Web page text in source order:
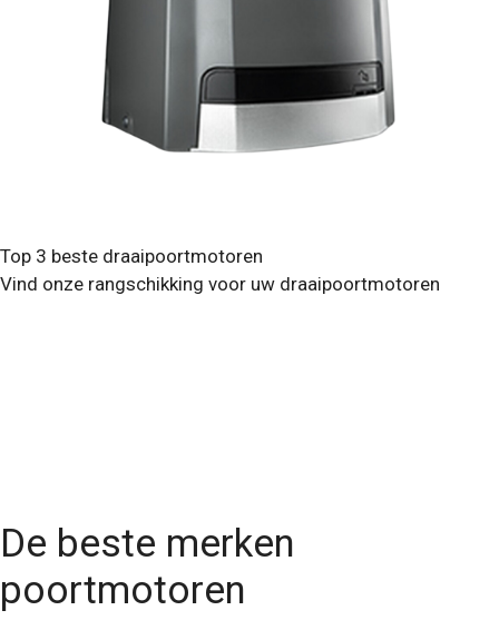
Top 3 beste draaipoortmotoren
Vind onze rangschikking voor uw draaipoortmotoren
De beste merken
poortmotoren